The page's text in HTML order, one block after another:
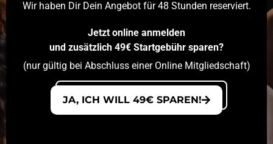
Wir haben Dir Dein Angebot für 48 Stunden reserviert.
Jetzt online anmelden
und zusätzlich 49€ Startgebühr sparen?
(nur gültig bei Abschluss einer Online Mitgliedschaft)
JA, ICH WILL 49€ SPAREN!